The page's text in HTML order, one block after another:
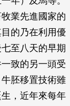
業先進國家的
的乃在利用優
至八天的早期
致的另一頭受
胚移置技術雖
，近年來每年